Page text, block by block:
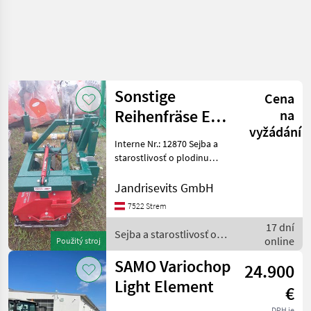
Použitý stroj
Sonstige
Reihenfräse Eder
RF 120
Cena
na
vyžádání
Interne Nr.: 12870 Sejba a
starostlivosť o plodinu
Jandrisevits GmbH
7522 Strem
Sejba a starostlivosť o
plodinu / Sonstige
17 dní
online
SAMO Variochop
Light Element
24.900
€